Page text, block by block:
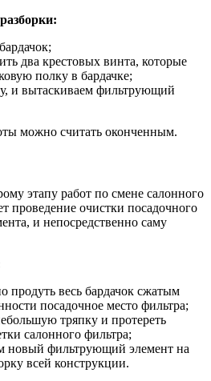
два крестовых винта, которые
полку в бардачке;
и вытаскиваем фильтрующий
можно считать оконченным.
этапу работ по смене салонного
проведение очистки посадочного
и непосредственно саму
продуть весь бардачок сжатым
посадочное место фильтра;
тряпку и протереть
салонного фильтра;
новый фильтрующий элемент на
всей конструкции.